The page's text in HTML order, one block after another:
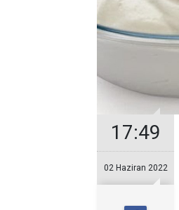
17:49
02 Haziran 2022